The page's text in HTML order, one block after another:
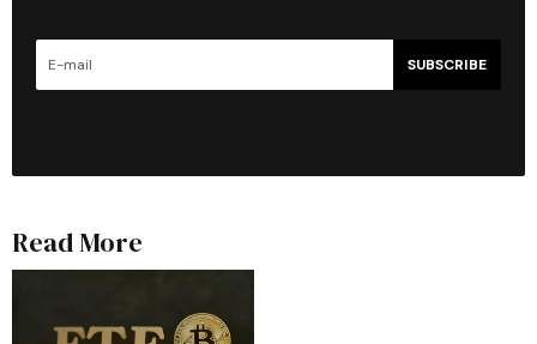
SUBSCRIBE
Read More